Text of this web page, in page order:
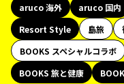
aruco 海外
aruco 国内
Resort Style
島旅
BOOKS スペシャルコラボ
BOOKS 旅と健康